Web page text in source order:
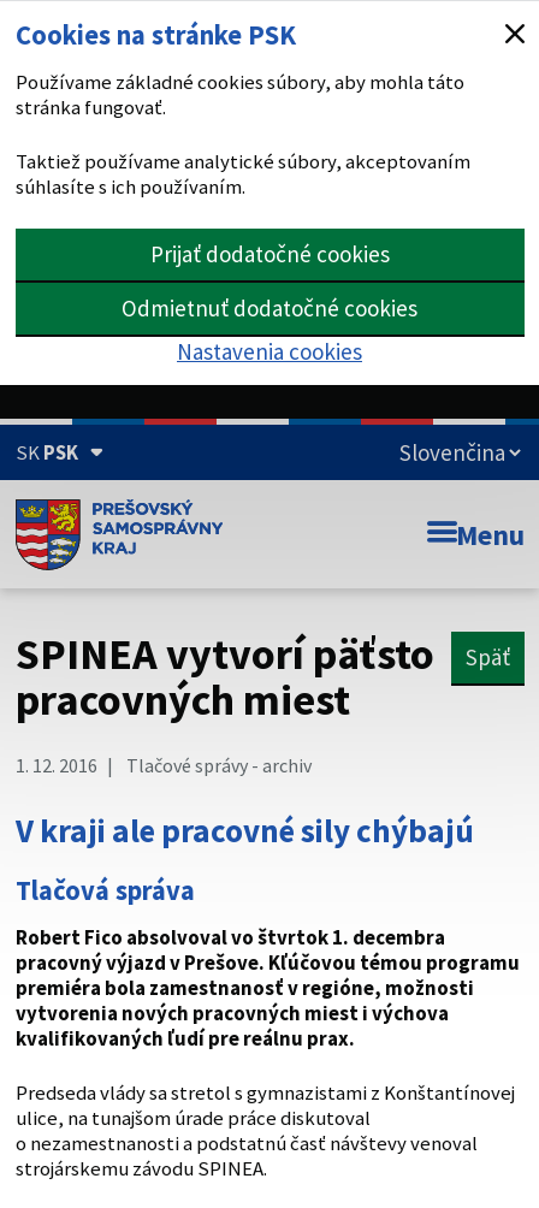
Cookies na stránke PSK
Používame základné cookies súbory, aby mohla táto
stránka fungovať.
Taktiež používame analytické súbory, akceptovaním
súhlasíte s ich používaním.
Prijať dodatočné cookies
Odmietnuť dodatočné cookies
Nastavenia cookies
SKPSK
Doména psk.sk je oficiálna
Toto je oficiálna webová stránka Prešovského
Táto stránka je zabezpečená
cez zabezpečenú webovú stránku. Zabezpečená stránka
vždy začína https:// pred názvom domény webového sídla.
Menu
SPINEA vytvorí päťsto
pracovných miest
Späť
1. 12. 2016 Tlačové správy - archiv
V kraji ale pracovné sily chýbajú
Tlačová správa
Robert Fico absolvoval vo štvrtok 1. decembra
pracovný výjazd v Prešove. Kľúčovou témou programu
premiéra bola zamestnanosť v regióne, možnosti
vytvorenia nových pracovných miest i výchova
kvalifikovaných ľudí pre reálnu prax.
Predseda vlády sa stretol s gymnazistami z Konštantínovej
ulice, na tunajšom úrade práce diskutoval
o nezamestnanosti a podstatnú časť návštevy venoval
strojárskemu závodu SPINEA.